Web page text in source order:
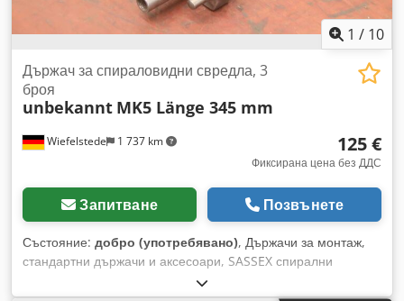
1 / 10
Wiefelstede 1 737 km
Държач за спираловидни свредла, 3
броя
unbekannt MK5 Länge 345 mm
125 €
Фиксирана цена без ДДС
Запитване Позвънете
Състояние: добро (употребявано), Държачи за монтаж,
стандартни държачи и аксесоари, SASSEX спирални
пробивни ножове, Sassex-спирално пробивно острие,